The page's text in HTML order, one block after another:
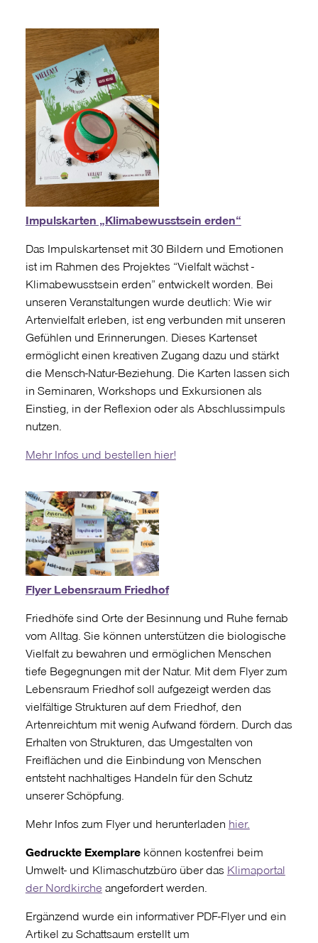
Impulskarten „Klimabewusstsein erden“
Das Impulskartenset mit 30 Bildern und Emotionen
ist im Rahmen des Projektes “Vielfalt wächst -
Klimabewusstsein erden” entwickelt worden. Bei
unseren Veranstaltungen wurde deutlich: Wie wir
Artenvielfalt erleben, ist eng verbunden mit unseren
Gefühlen und Erinnerungen. Dieses Kartenset
ermöglicht einen kreativen Zugang dazu und stärkt
die Mensch-Natur-Beziehung. Die Karten lassen sich
in Seminaren, Workshops und Exkursionen als
Einstieg, in der Reflexion oder als Abschlussimpuls
nutzen.
Mehr Infos und bestellen hier!
Flyer Lebensraum Friedhof
Friedhöfe sind Orte der Besinnung und Ruhe fernab
vom Alltag. Sie können unterstützen die biologische
Vielfalt zu bewahren und ermöglichen Menschen
tiefe Begegnungen mit der Natur. Mit dem Flyer zum
Lebensraum Friedhof soll aufgezeigt werden das
vielfältige Strukturen auf dem Friedhof, den
Artenreichtum mit wenig Aufwand fördern. Durch das
Erhalten von Strukturen, das Umgestalten von
Freiflächen und die Einbindung von Menschen
entsteht nachhaltiges Handeln für den Schutz
unserer Schöpfung.
Mehr Infos zum Flyer und herunterladen hier.
Gedruckte Exemplarekönnen kostenfrei beim
Umwelt- und Klimaschutzbüro über das Klimaportal
der Nordkirche angefordert werden.
Ergänzend wurde ein informativer PDF-Flyer und ein
Artikel zu Schattsaum erstellt um